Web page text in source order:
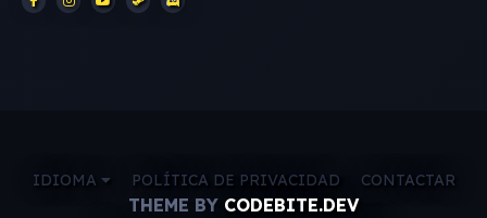
IDIOMA POLÍTICA DE PRIVACIDAD CONTACTAR
THEME BY CODEBITE.DEV